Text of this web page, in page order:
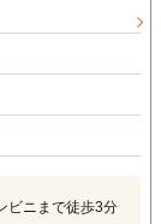
ビニまで徒歩3分